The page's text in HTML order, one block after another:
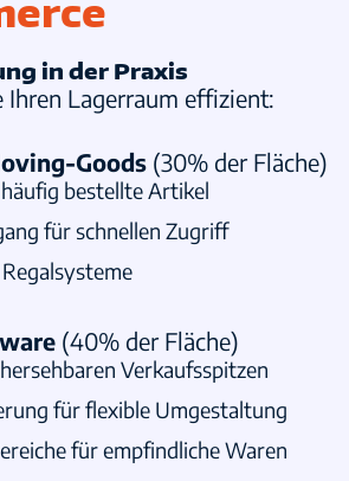
in der Praxis
Ihren Lagerraum effizient:
Goods (30% der Fläche)
bestellte Artikel
für schnellen Zugriff
(40% der Fläche)
Verkaufsspitzen
für flexible Umgestaltung
für empfindliche Waren